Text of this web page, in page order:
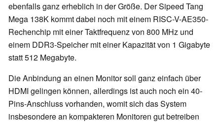
ebenfalls ganz erheblich in der Größe. Der Sipeed Tang
Mega 138K kommt dabei noch mit einem RISC-V-AE350-
Rechenchip mit einer Taktfrequenz von 800 MHz und
einem DDR3-Speicher mit einer Kapazität von 1 Gigabyte
statt 512 Megabyte.
Die Anbindung an einen Monitor soll ganz einfach über
HDMI gelingen können, allerdings ist auch noch ein 40-
Pins-Anschluss vorhanden, womit sich das System
insbesondere an kompakteren Monitoren gut betreiben